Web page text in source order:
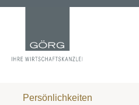
Persönlichkeiten